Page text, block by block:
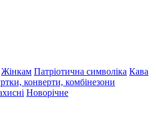
Жінкам Патріотична символіка Кава
конверти, комбінезони
Новорічне